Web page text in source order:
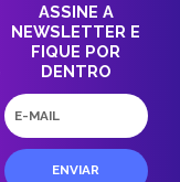
ASSINE A
NEWSLETTER E
FIQUE POR
DENTRO
E-
mail
ENVIAR